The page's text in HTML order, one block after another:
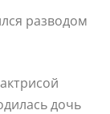
разводом
дочь